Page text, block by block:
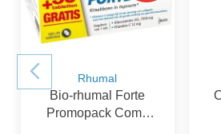
Rhumal
Bio-rhumal Forte
Promopack Comp